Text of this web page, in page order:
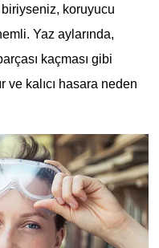
koruyucu
Yaz aylarında,
kaçması gibi
ve kalıcı hasara neden